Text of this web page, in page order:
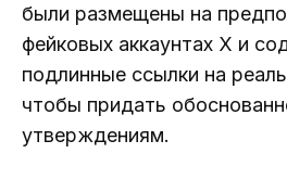
были размещены на
фейковых аккаунтах X и
подлинные ссылки на
чтобы придать
утверждениям.